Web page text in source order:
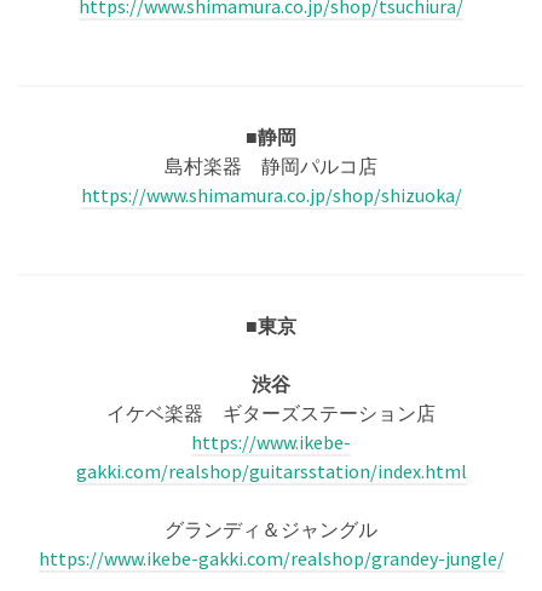
https://www.shimamura.co.jp/shop/tsuchiura/
■静岡
島村楽器 静岡パルコ店
https://www.shimamura.co.jp/shop/shizuoka/
■東京
渋谷
イケベ楽器 ギターズステーション店
https://www.ikebe-
gakki.com/realshop/guitarsstation/index.html
グランディ＆ジャングル
https://www.ikebe-gakki.com/realshop/grandey-jungle/